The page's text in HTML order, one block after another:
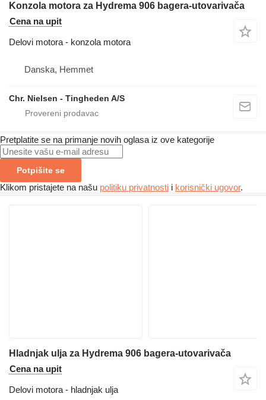
Konzola motora za Hydrema 906 bagera-utovarivača
Cena na upit
Delovi motora - konzola motora
Danska, Hemmet
Chr. Nielsen - Tingheden A/S
Pretplatite se na primanje novih oglasa iz ove kategorije
Potpišite se
Klikom pristajete na našu politiku privatnosti i korisnički ugovor.
Hladnjak ulja za Hydrema 906 bagera-utovarivača
Cena na upit
Delovi motora - hladnjak ulja